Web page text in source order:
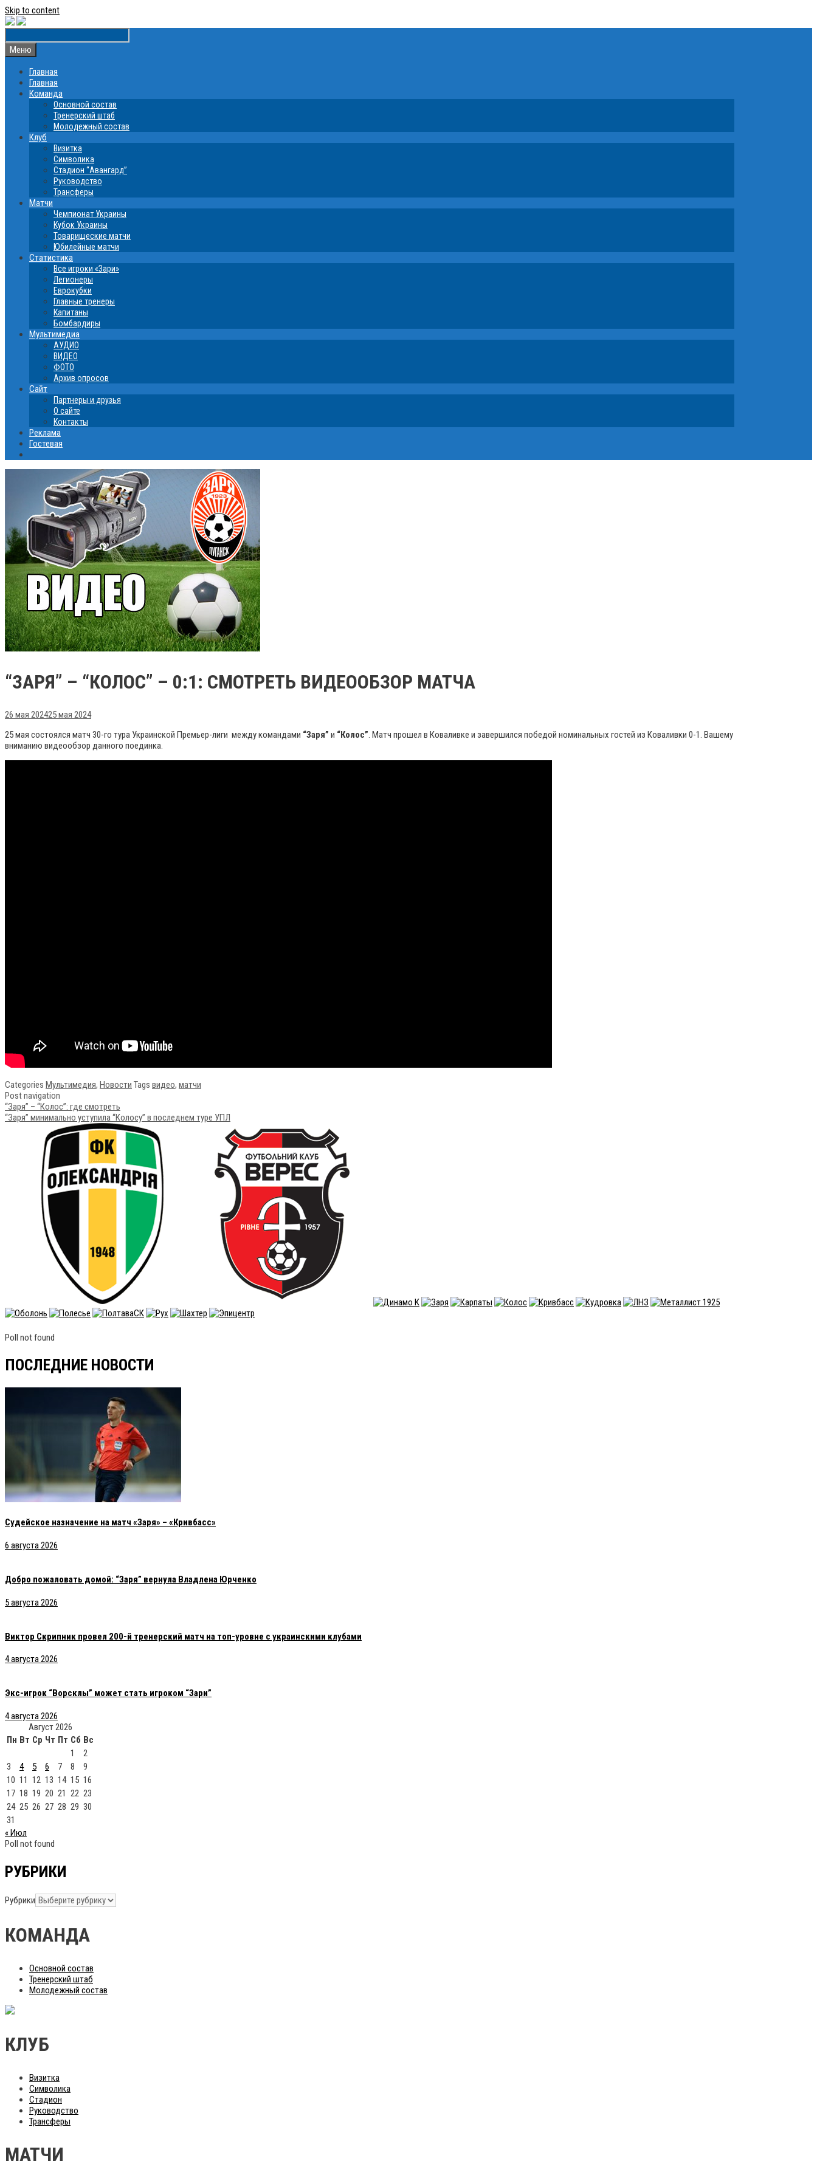
Skip to content
Меню
Главная
Главная
Команда
Основной состав
Тренерский штаб
Молодежный состав
Клуб
Визитка
Символика
Стадион “Авангард”
Руководство
Трансферы
Матчи
Чемпионат Украины
Кубок Украины
Товарищеские матчи
Юбилейные матчи
Статистика
Все игроки «Зари»
Легионеры
Еврокубки
Главные тренеры
Капитаны
Бомбардиры
Мультимедиа
АУДИО
ВИДЕО
ФОТО
Архив опросов
Сайт
Партнеры и друзья
О сайте
Контакты
Реклама
Гостевая
“ЗАРЯ” – “КОЛОС” – 0:1: СМОТРЕТЬ ВИДЕООБЗОР МАТЧА
26 мая 202425 мая 2024
25 мая состоялся матч 30-го тура Украинской Премьер-лиги между командами “Заря” и “Колос”. Матч прошел в Коваливке и завершился победой номинальных гостей из Коваливки 0-1. Вашему
вниманию видеообзор данного поединка.
Categories Мультимедия, Новости Tags видео, матчи
Post navigation
“Заря” – “Колос”: где смотреть
“Заря” минимально уступила “Колосу” в последнем туре УПЛ
Poll not found
ПОСЛЕДНИЕ НОВОСТИ
Судейское назначение на матч «Заря» – «Кривбасс»
6 августа 2026
Добро пожаловать домой: “Заря” вернула Владлена Юрченко
5 августа 2026
Виктор Скрипник провел 200-й тренерский матч на топ-уровне с украинскими клубами
4 августа 2026
Экс-игрок “Ворсклы” может стать игроком “Зари”
4 августа 2026
Август 2026
Пн Вт Ср Чт Пт Сб Вс
1
2
3
4 5 6 7 8
9
10 11 12 13 14 15 16
17 18 19 20 21 22 23
24 25 26 27 28 29 30
31
« Июл
Poll not found
РУБРИКИ
Рубрики
КОМАНДА
Основной состав
Тренерский штаб
Молодежный состав
КЛУБ
Визитка
Символика
Стадион
Руководство
Трансферы
МАТЧИ